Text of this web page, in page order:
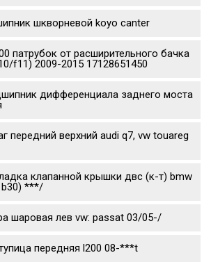
шкворневой koyo canter
патрубок от расширительного бачка
f11) 2009-2015 17128651450
дифференциала заднего моста
передний верхний audi q7, vw touareg
клапанной крышки двс (к-т) bmw
b30) ***/
шаровая лев vw: passat 03/05-/
передняя l200 08-***t